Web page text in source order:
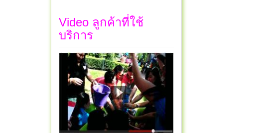
Video ลูกค้าที่ใช้
บริการ